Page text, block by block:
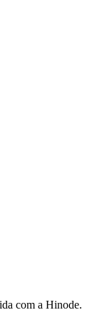
com a Hinode.